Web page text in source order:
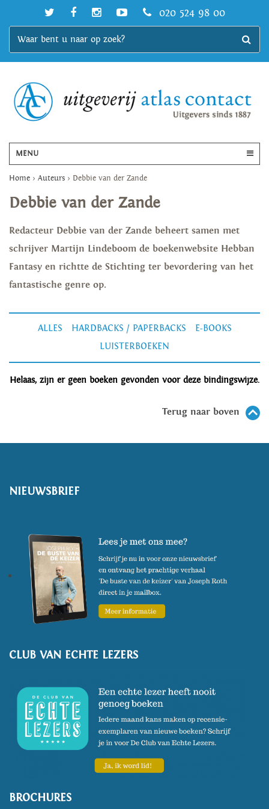
020 524 98 00
MENU
Home > Auteurs > Debbie van der Zande
Debbie van der Zande
Redacteur Debbie van der Zande beheert samen met
schrijver Martijn Lindeboom de boekenwebsite Hebban
Fantasy en richtte de Stichting ter bevordering van het
fantastische genre op.
ALLES HARDBACKS / PAPERBACKS
E-BOOKS
LUISTERBOEKEN
Helaas, zijn er geen boeken gevonden voor deze bindingswijze.
Terug naar boven
NIEUWSBRIEF
CLUB VAN ECHTE LEZERS
BROCHURES